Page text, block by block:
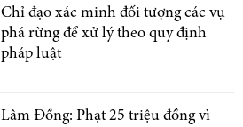
Chỉ đạo xác minh đối tượng các vụ
phá rừng để xử lý theo quy định
pháp luật
Lâm Đồng: Phạt 25 triệu đồng vì